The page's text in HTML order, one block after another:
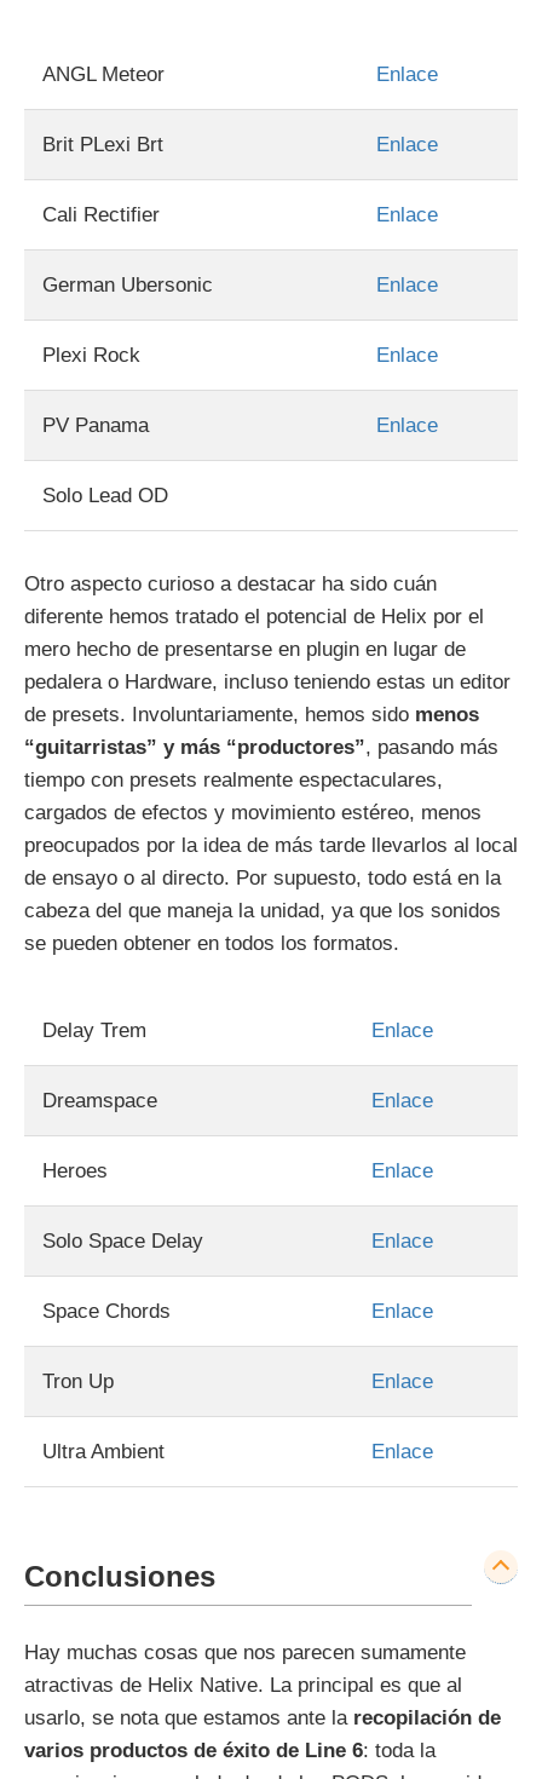
ANGL Meteor Enlace
Brit PLexi Brt Enlace
Cali Rectifier Enlace
German Ubersonic Enlace
Plexi Rock Enlace
PV Panama Enlace
Solo Lead OD
Otro aspecto curioso a destacar ha sido cuán
diferente hemos tratado el potencial de Helix por el
mero hecho de presentarse en plugin en lugar de
pedalera o Hardware, incluso teniendo estas un editor
de presets. Involuntariamente, hemos sido menos
“guitarristas” y más “productores”, pasando más
tiempo con presets realmente espectaculares,
cargados de efectos y movimiento estéreo, menos
preocupados por la idea de más tarde llevarlos al local
de ensayo o al directo. Por supuesto, todo está en la
cabeza del que maneja la unidad, ya que los sonidos
se pueden obtener en todos los formatos.
Delay Trem Enlace
Dreamspace Enlace
Heroes Enlace
Solo Space Delay Enlace
Space Chords Enlace
Tron Up Enlace
Ultra Ambient Enlace
Conclusiones
Hay muchas cosas que nos parecen sumamente
atractivas de Helix Native. La principal es que al
usarlo, se nota que estamos ante la recopilación de
varios productos de éxito de Line 6: toda la